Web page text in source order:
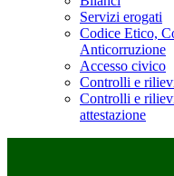
Servizi erogati
Codice Etico,
Anticorruzione
Accesso civico
Controlli e
Controlli e
attestazione